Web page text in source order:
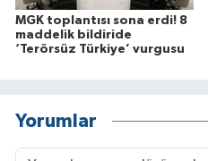
MGK toplantısı sona erdi! 8
maddelik bildiride
‘Terörsüz Türkiye’ vurgusu
Yorumlar